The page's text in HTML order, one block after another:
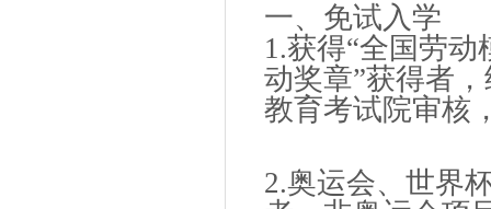
一、免试入学
1.获得“全国劳动
动奖章”获得者
教育考试院审核
2.奥运会、世界